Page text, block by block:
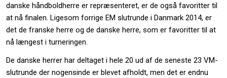
danske håndboldherre er repræsenteret, er de også favoritter til
at nå finalen. Ligesom forrige EM slutrunde i Danmark 2014, er
det de franske herre og de danske herre, som er favoritter til at
nå længest i turneringen.
De danske herrer har deltaget i hele 20 ud af de seneste 23 VM-
slutrunde der nogensinde er blevet afholdt, men det er endnu